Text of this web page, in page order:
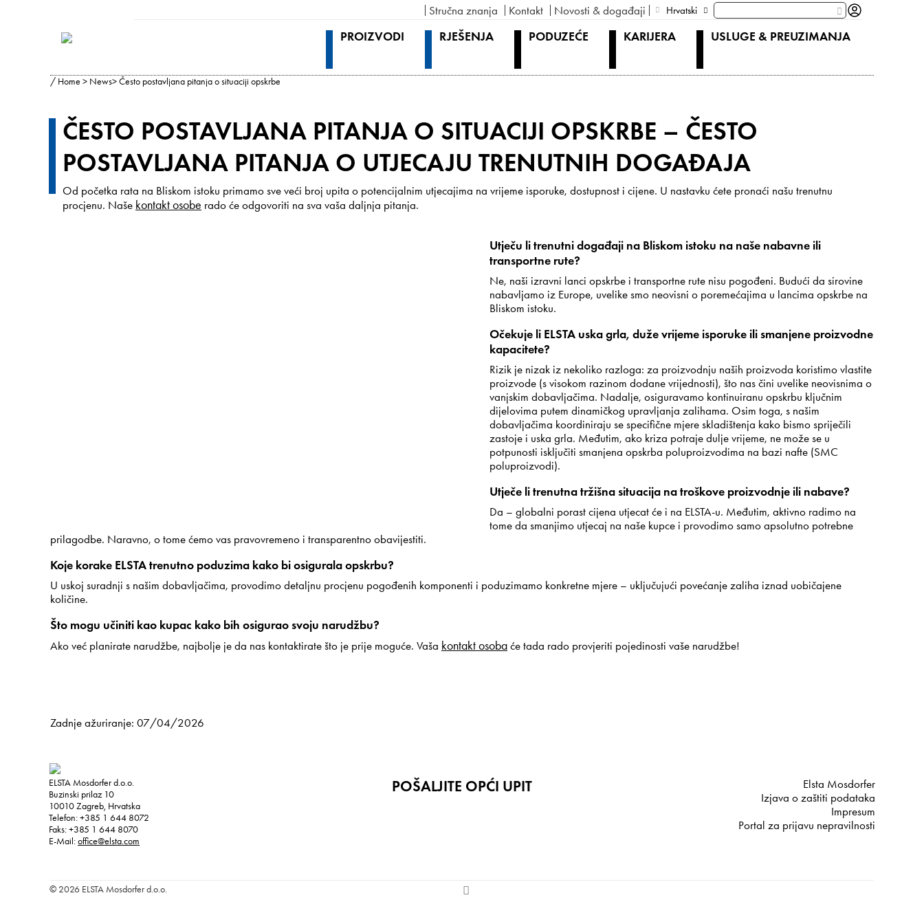
Stručna znanja Kontakt Novosti & događaji Hrvatski
PROIZVODI RJEŠENJA PODUZEĆE KARIJERA USLUGE & PREUZIMANJA
/ Home > News> Često postavljana pitanja o situaciji opskrbe
ČESTO POSTAVLJANA PITANJA O SITUACIJI OPSKRBE – ČESTO
POSTAVLJANA PITANJA O UTJECAJU TRENUTNIH DOGAĐAJA
Od početka rata na Bliskom istoku primamo sve veći broj upita o potencijalnim utjecajima na vrijeme isporuke, dostupnost i cijene. U nastavku ćete pronaći našu trenutnu
procjenu. Naše kontakt osobe rado će odgovoriti na sva vaša daljnja pitanja.
Utječu li trenutni događaji na Bliskom istoku na naše nabavne ili
transportne rute?
Ne, naši izravni lanci opskrbe i transportne rute nisu pogođeni. Budući da sirovine
nabavljamo iz Europe, uvelike smo neovisni o poremećajima u lancima opskrbe na
Bliskom istoku.
Očekuje li ELSTA uska grla, duže vrijeme isporuke ili smanjene proizvodne
kapacitete?
Rizik je nizak iz nekoliko razloga: za proizvodnju naših proizvoda koristimo vlastite
proizvode (s visokom razinom dodane vrijednosti), što nas čini uvelike neovisnima o
vanjskim dobavljačima. Nadalje, osiguravamo kontinuiranu opskrbu ključnim
dijelovima putem dinamičkog upravljanja zalihama. Osim toga, s našim
dobavljačima koordiniraju se specifične mjere skladištenja kako bismo spriječili
zastoje i uska grla. Međutim, ako kriza potraje dulje vrijeme, ne može se u
potpunosti isključiti smanjena opskrba poluproizvodima na bazi nafte (SMC
poluproizvodi).
Utječe li trenutna tržišna situacija na troškove proizvodnje ili nabave?
Da – globalni porast cijena utjecat će i na ELSTA-u. Međutim, aktivno radimo na
tome da smanjimo utjecaj na naše kupce i provodimo samo apsolutno potrebne
prilagodbe. Naravno, o tome ćemo vas pravovremeno i transparentno obavijestiti.
Koje korake ELSTA trenutno poduzima kako bi osigurala opskrbu?
U uskoj suradnji s našim dobavljačima, provodimo detaljnu procjenu pogođenih komponenti i poduzimamo konkretne mjere – uključujući povećanje zaliha iznad uobičajene
količine.
Što mogu učiniti kao kupac kako bih osigurao svoju narudžbu?
Ako već planirate narudžbe, najbolje je da nas kontaktirate što je prije moguće. Vaša kontakt osoba će tada rado provjeriti pojedinosti vaše narudžbe!
Zadnje ažuriranje: 07/04/2026
ELSTA Mosdorfer d.o.o.
Buzinski prilaz 10
10010Zagreb, Hrvatska
Telefon:+385 1 644 8072
Faks:+385 1 644 8070
E-Mail:office@elsta.com
POŠALJITE OPĆI UPIT
Elsta Mosdorfer
Izjava o zaštiti podataka
Impresum
Portal za prijavu nepravilnosti
© 2026 ELSTA Mosdorfer d.o.o.